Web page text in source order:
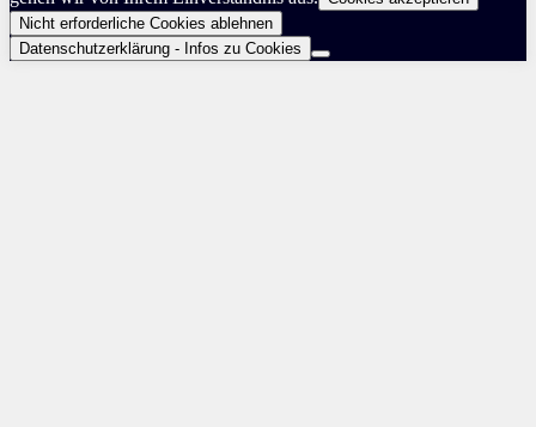
Nicht erforderliche Cookies ablehnen
Datenschutzerklärung - Infos zu Cookies